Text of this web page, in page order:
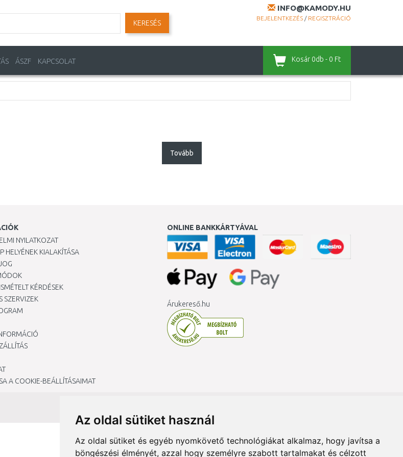
Az oldal sütiket használ
Az oldal sütiket és egyéb nyomkövető technológiákat alkalmaz, hogy javítsa a
böngészési élményét, azzal hogy személyre szabott tartalmakat és célzott
INFO@KAMODY.HU
BEJELENTKEZÉS / REGISZTRÁCIÓ
KERESÉS
ÁSZF KAPCSOLAT Kosár 0db - 0 Ft
Tovább
NYILATKOZAT
HELYÉNEK KIALAKÍTÁSA
KÉRDÉSEK
SZERVIZEK
A COOKIE-BEÁLLÍTÁSAIMAT
ONLINE BANKKÁRTYÁVAL
Árukereső.hu